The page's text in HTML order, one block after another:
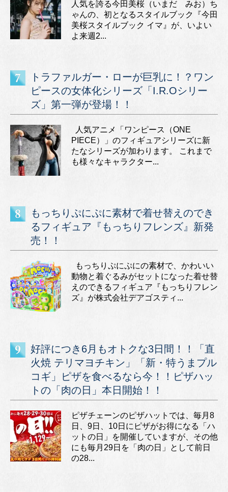
人気を誇る今田美桜（いまだ みお）ち
ゃんの、初となるスタイルブック『今田
美桜スタイルブック イマ』が、いよい
よ来週2...
トラファルガー・ローが巨乳に！？ワン
ピースの女体化シリーズ「I.R.Oシリー
ズ」第一弾が登場！！
人気アニメ「ワンピース（ONE
PIECE）」のフィギュアシリーズに新
たなシリーズが加わります。 これまで
も様々なキャラクター...
もっちりぷにぷに素材で着せ替えのでき
るフィギュア『もっちりフレンズ』新発
売！！
もっちりぷにぷにの素材で、かわいい
動物と着ぐるみがセットになった着せ替
えのできるフィギュア『もっちりフレン
ズ』が株式会社デアゴスティ...
好評につき6月もオトクな3日間！！「直
火焼 テリマヨチキン」「新・特うまプル
コギ」ピザを食べるなら今！！ピザハッ
トの「肉の日」本日開始！！
ピザチェーンのピザハットでは、毎月8
日、9日、10日にピザがお得になる「ハ
ットの日」を開催していますが、その他
にも毎月29日を「肉の日」として前日
の28...